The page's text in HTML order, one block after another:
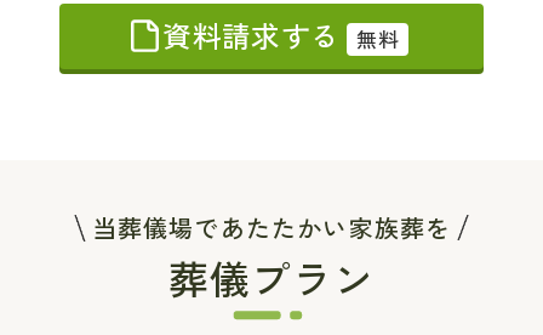
資料請求する 無料
当葬儀場であたたかい家族葬を
葬儀プラン